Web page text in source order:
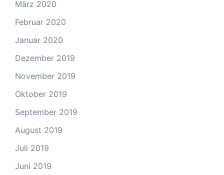
März 2020
Februar 2020
Januar 2020
Dezember 2019
November 2019
Oktober 2019
September 2019
August 2019
Juli 2019
Juni 2019